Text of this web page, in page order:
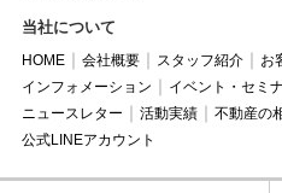
当社について
HOME 会社概要 スタッフ紹介 お
インフォメーション
イベント・セミ
ニュースレター
活動実績 不動産の
公式LINEアカウント